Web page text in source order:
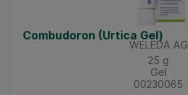
Combudoron (Urtica Gel)
WELEDA AG
25 g
Gel
00230065